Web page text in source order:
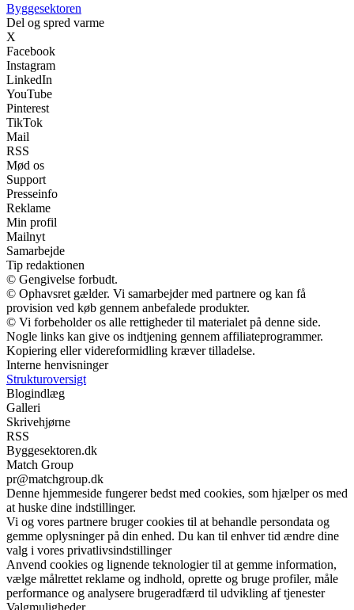
Byggesektoren
Del og spred varme
X
Facebook
Instagram
LinkedIn
YouTube
Pinterest
TikTok
Mail
RSS
Mød os
Support
Presseinfo
Reklame
Min profil
Mailnyt
Samarbejde
Tip redaktionen
© Gengivelse forbudt.
© Ophavsret gælder. Vi samarbejder med partnere og kan få
provision ved køb gennem anbefalede produkter.
© Vi forbeholder os alle rettigheder til materialet på denne side.
Nogle links kan give os indtjening gennem affiliateprogrammer.
Kopiering eller videreformidling kræver tilladelse.
Interne henvisninger
Strukturoversigt
Blogindlæg
Galleri
Skrivehjørne
RSS
Byggesektoren.dk
Match Group
pr@matchgroup.dk
Denne hjemmeside fungerer bedst med cookies, som hjælper os med
at huske dine indstillinger.
Vi og vores partnere bruger cookies til at behandle persondata og
gemme oplysninger på din enhed. Du kan til enhver tid ændre dine
valg i vores privatlivsindstillinger
Anvend cookies og lignende teknologier til at gemme information,
vælge målrettet reklame og indhold, oprette og bruge profiler, måle
performance og analysere brugeradfærd til udvikling af tjenester
Valgmuligheder